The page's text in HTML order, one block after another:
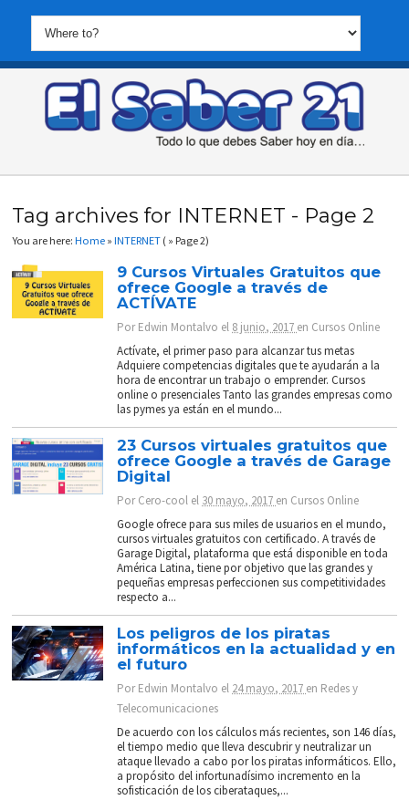
Tag archives for INTERNET - Page 2
You are here:Home »INTERNET ( » Page 2)
9 Cursos Virtuales Gratuitos que
ofrece Google a través de
ACTÍVATE
PorEdwin Montalvo el 8 junio, 2017 en Cursos Online
Actívate, el primer paso para alcanzar tus metas
Adquiere competencias digitales que te ayudarán a la
hora de encontrar un trabajo o emprender. Cursos
online o presenciales Tanto las grandes empresas como
las pymes ya están en el mundo...
23 Cursos virtuales gratuitos que
ofrece Google a través de Garage
Digital
PorCero-cool el 30 mayo, 2017 en Cursos Online
Google ofrece para sus miles de usuarios en el mundo,
cursos virtuales gratuitos con certificado. A través de
Garage Digital, plataforma que está disponible en toda
América Latina, tiene por objetivo que las grandes y
pequeñas empresas perfeccionen sus competitividades
respecto a...
Los peligros de los piratas
informáticos en la actualidad y en
el futuro
PorEdwin Montalvo el 24 mayo, 2017 en Redes y
Telecomunicaciones
De acuerdo con los cálculos más recientes, son 146 días,
el tiempo medio que lleva descubrir y neutralizar un
ataque llevado a cabo por los piratas informáticos. Ello,
a propósito del infortunadísimo incremento en la
sofisticación de los ciberataques,...